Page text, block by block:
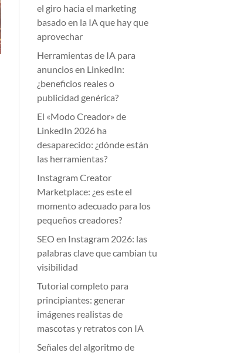
el giro hacia el marketing
basado en la IA que hay que
aprovechar
Herramientas de IA para
anuncios en LinkedIn:
¿beneficios reales o
publicidad genérica?
El «Modo Creador» de
LinkedIn 2026 ha
desaparecido: ¿dónde están
las herramientas?
Instagram Creator
Marketplace: ¿es este el
momento adecuado para los
pequeños creadores?
SEO en Instagram 2026: las
palabras clave que cambian tu
visibilidad
Tutorial completo para
principiantes: generar
imágenes realistas de
mascotas y retratos con IA
Señales del algoritmo de